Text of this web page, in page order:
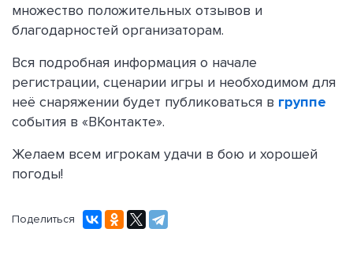
множество положительных отзывов и
благодарностей организаторам.
Вся подробная информация о начале
регистрации, сценарии игры и необходимом для
неё снаряжении будет публиковаться в группе
события в «ВКонтакте».
Желаем всем игрокам удачи в бою и хорошей
погоды!
Поделиться